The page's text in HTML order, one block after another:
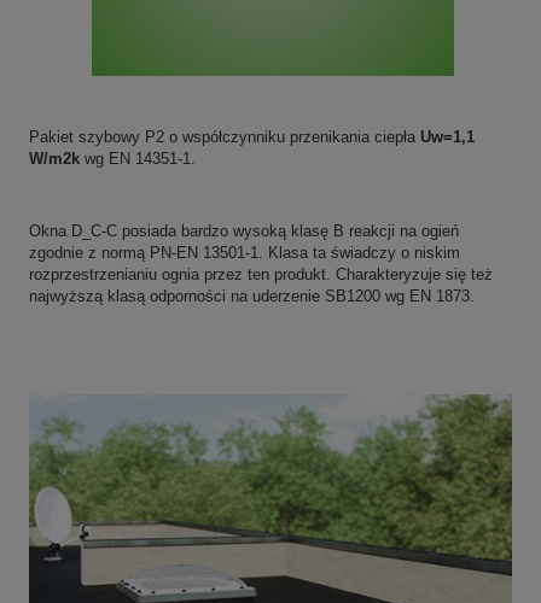
Pakiet szybowy P2 o współczynniku przenikania ciepła Uw=1,1
W/m2k wg EN 14351-1.
Okna D_C-C posiada bardzo wysoką klasę B reakcji na ogień
zgodnie z normą PN-EN 13501-1. Klasa ta świadczy o niskim
rozprzestrzenianiu ognia przez ten produkt. Charakteryzuje się też
najwyższą klasą odporności na uderzenie SB1200 wg EN 1873.